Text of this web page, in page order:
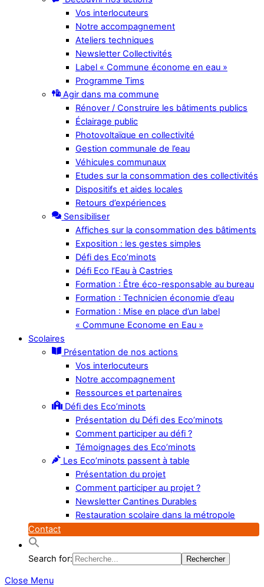
Vos interlocuteurs
Notre accompagnement
Ateliers techniques
Newsletter Collectivités
Label « Commune économe en eau »
Programme Tims
Agir dans ma commune
Rénover / Construire les bâtiments publics
Éclairage public
Photovoltaïque en collectivité
Gestion communale de l’eau
Véhicules communaux
Etudes sur la consommation des collectivités
Dispositifs et aides locales
Retours d’expériences
Sensibiliser
Affiches sur la consommation des bâtiments
Exposition : les gestes simples
Défi des Eco’minots
Défi Eco l’Eau à Castries
Formation : Être éco-responsable au bureau
Formation : Technicien économie d’eau
Formation : Mise en place d’un label
« Commune Econome en Eau »
Scolaires
Présentation de nos actions
Vos interlocuteurs
Notre accompagnement
Ressources et partenaires
Défi des Eco’minots
Présentation du Défi des Eco’minots
Comment participer au défi ?
Témoignages des Eco’minots
Les Eco’minots passent à table
Présentation du projet
Comment participer au projet ?
Newsletter Cantines Durables
Restauration scolaire dans la métropole
Contact
Search for:
Close Menu